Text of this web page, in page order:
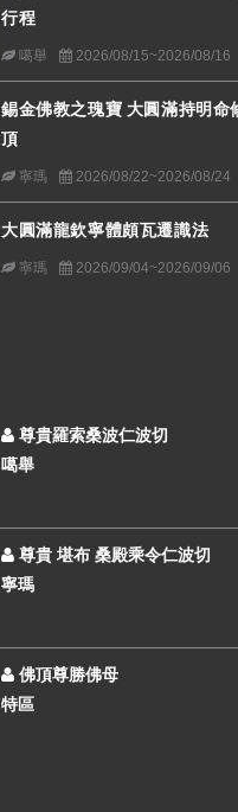
行程
噶舉 2026/08/15~2026/08/16
錫金佛教之瑰寶 大圓滿持明命
頂
寧瑪 2026/08/22~2026/08/24
大圓滿龍欽寧體頗瓦遷識法
寧瑪 2026/09/04~2026/09/06
尊貴羅索桑波仁波切
噶舉
尊貴 堪布 桑殿乘令仁波切
寧瑪
佛頂尊勝佛母
特區